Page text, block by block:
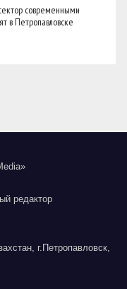
современными
в Петропавловске
редактор
г.Петропавловск,